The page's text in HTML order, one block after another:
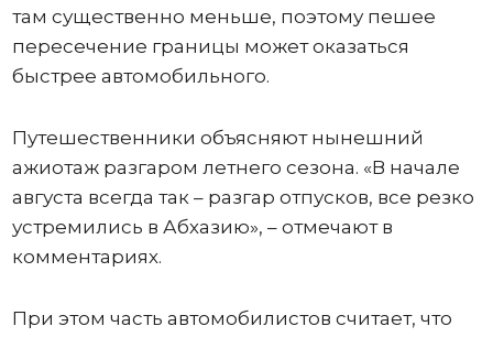
там существенно меньше, поэтому пешее
пересечение границы может оказаться
быстрее автомобильного.
Путешественники объясняют нынешний
ажиотаж разгаром летнего сезона. «В начале
августа всегда так – разгар отпусков, все резко
устремились в Абхазию», – отмечают в
комментариях.
При этом часть автомобилистов считает, что